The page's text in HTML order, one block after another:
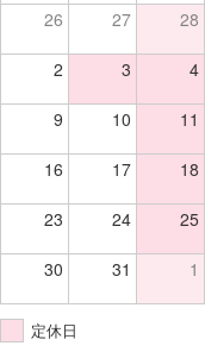
26 27 28
2 3 4
9 10 11
16 17 18
23 24 25
30 31 1
定休日